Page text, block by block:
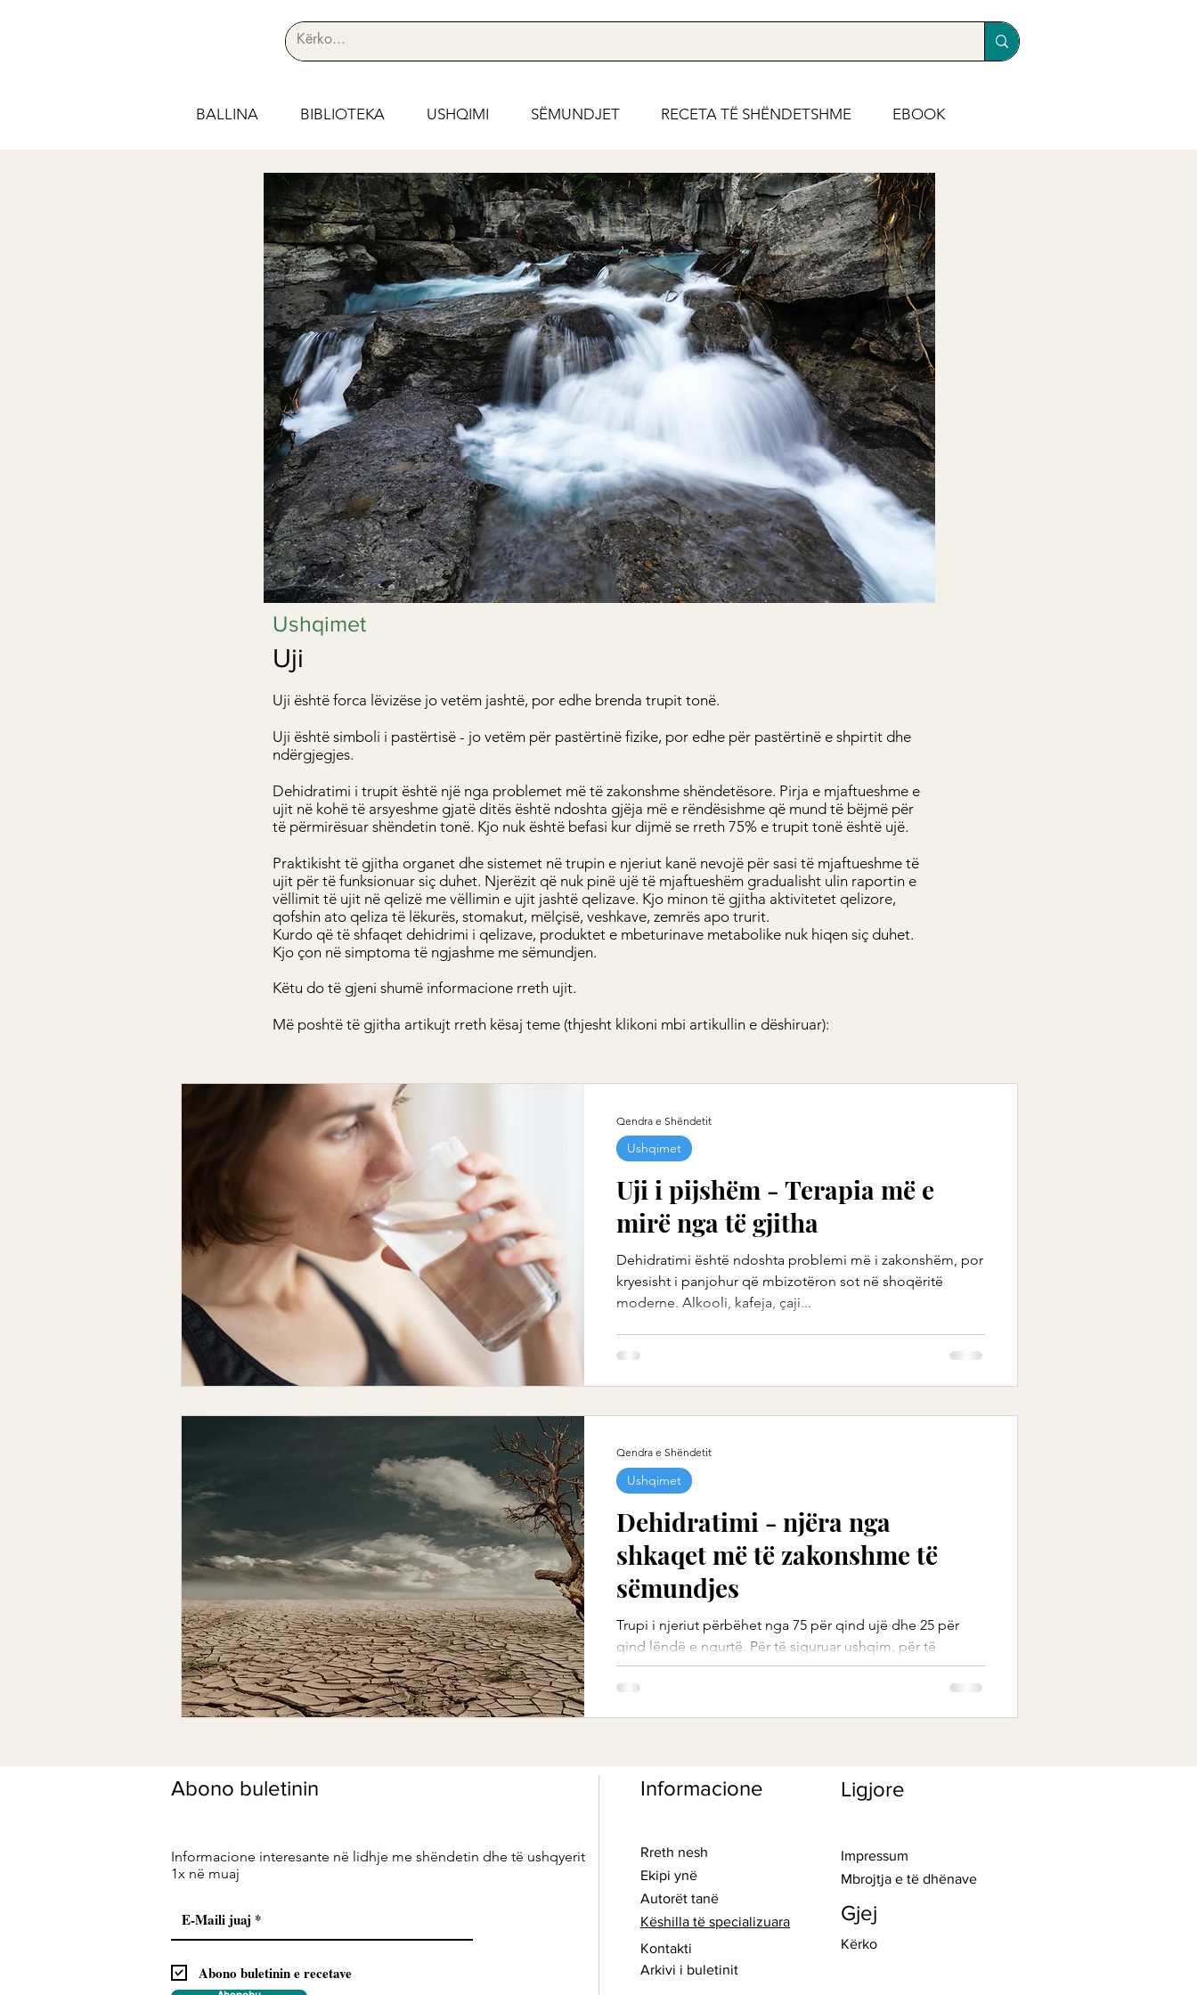
BALLINA BIBLIOTEKA USHQIMI SËMUNDJET RECETA TË SHËNDETSHME EBOOK
Ushqimet
Uji
Uji është forca lëvizëse jo vetëm jashtë, por edhe brenda trupit tonë.
Uji është simboli i pastërtisë - jo vetëm për pastërtinë fizike, por edhe për pastërtinë e shpirtit dhe
ndërgjegjes.
Dehidratimi i trupit është një nga problemet më të zakonshme shëndetësore. Pirja e mjaftueshme e
ujit në kohë të arsyeshme gjatë ditës është ndoshta gjëja më e rëndësishme që mund të bëjmë për
të përmirësuar shëndetin tonë. Kjo nuk është befasi kur dijmë se rreth 75% e trupit tonë është ujë.
Praktikisht të gjitha organet dhe sistemet në trupin e njeriut kanë nevojë për sasi të mjaftueshme të
ujit për të funksionuar siç duhet. Njerëzit që nuk pinë ujë të mjaftueshëm gradualisht ulin raportin e
vëllimit të ujit në qelizë me vëllimin e ujit jashtë qelizave. Kjo minon të gjitha aktivitetet qelizore,
qofshin ato qeliza të lëkurës, stomakut, mëlçisë, veshkave, zemrës apo trurit.
Kurdo që të shfaqet dehidrimi i qelizave, produktet e mbeturinave metabolike nuk hiqen siç duhet.
Kjo çon në simptoma të ngjashme me sëmundjen.
Këtu do të gjeni shumë informacione rreth ujit.
Më poshtë të gjitha artikujt rreth kësaj teme (thjesht klikoni mbi artikullin e dëshiruar):
Uji i pijshëm - Terapia më e
mirë nga të gjitha
Dehidratimi është ndoshta problemi më i zakonshëm, por
kryesisht i panjohur që mbizotëron sot në shoqëritë
moderne. Alkooli, kafeja, çaji...
Ushqimet
Qendra e Shëndetit
Dehidratimi - njëra nga
shkaqet më të zakonshme të
sëmundjes
Trupi i njeriut përbëhet nga 75 për qind ujë dhe 25 për
qind lëndë e ngurtë. Për të siguruar ushqim, për të
eliminuar mbeturinat dhe për...
Ushqimet
Qendra e Shëndetit
Abono buletinin
Informacione interesante në lidhje me shëndetin dhe të ushqyerit
1x në muaj
Abono buletinin e recetave
Informacione
Rreth nesh
Ekipi ynë
Autorët tanë
Këshilla të specializuara
Kontakti
Ligjore
Impressum
Mbrojtja e të dhënave
Gjej
Kërko
Arkivi i buletinit